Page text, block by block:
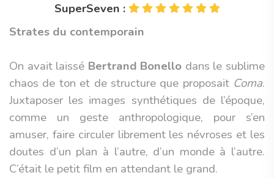
SuperSeven :
Strates du contemporain
On avait laissé Bertrand Bonello dans le sublime
chaos de ton et de structure que proposait Coma.
Juxtaposer les images synthétiques de l’époque,
comme un geste anthropologique, pour s’en
amuser, faire circuler librement les névroses et les
doutes d’un plan à l’autre, d’un monde à l’autre.
C’était le petit film en attendant le grand.